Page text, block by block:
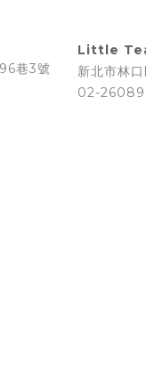
巷3號
Little
新北市林
02-